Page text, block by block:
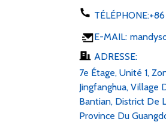
TÉLÉPHONE:
E-MAIL:
ADRESSE:
7e Étage, Unité 1,
Jingfanghua, Village
Bantian, District De
Province Du